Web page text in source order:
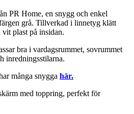
PR Home, en snygg och enkel
grå. Tillverkad i linnetyg klätt
plast på insidan.
bra i vardagsrummet, sovrummet
inredningsstilarna.
många snygga här.
med toppring, perfekt för